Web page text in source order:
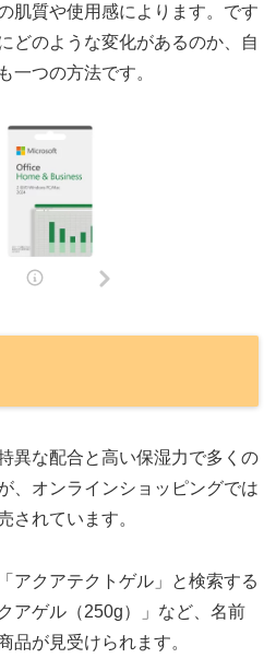
肌質や使用感によります。です
どのような変化があるのか、自
一つの方法です。
異な配合と高い保湿力で多くの
、オンラインショッピングでは
されています。
アクアテクトゲル」と検索する
アゲル（250g）」など、名前
品が見受けられます。